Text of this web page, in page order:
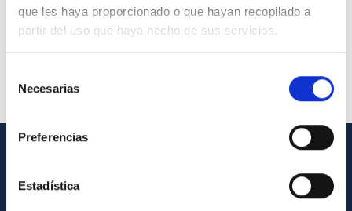
que les haya proporcionado o que hayan recopilado a
partir del uso que haya hecho de sus servicios.
Necesarias
Preferencias
Estadística